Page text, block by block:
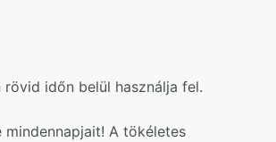
időn belül használja fel.
mindennapjait! A tökéletes